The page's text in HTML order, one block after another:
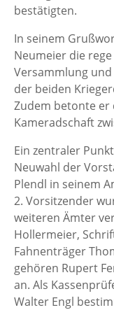
bestätigten.
In seinem
Neumeier die
Versammlung
der beiden
Zudem betonte er
Kameradschaft
Ein zentraler
Neuwahl der
Plendl in seinem
2. Vorsitzender
weiteren Ämter
Hollermeier,
Fahnenträger
gehören Rupert
an. Als
Walter Engl